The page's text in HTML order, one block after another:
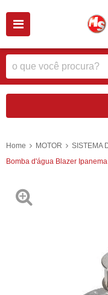
Home MOTOR SISTEMA
Bomba d'água Blazer